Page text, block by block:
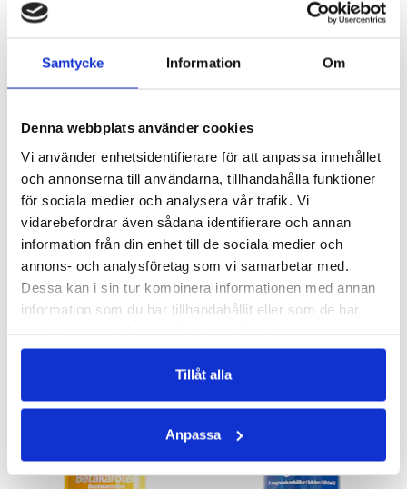
Samtycke Information Om
Denna webbplats använder cookies
Vi använder enhetsidentifierare för att anpassa innehållet
och annonserna till användarna, tillhandahålla funktioner
för sociala medier och analysera vår trafik. Vi
vidarebefordrar även sådana identifierare och annan
information från din enhet till de sociala medier och
annons- och analysföretag som vi samarbetar med.
Dessa kan i sin tur kombinera informationen med annan
information som du har tillhandahållit eller som de har
Tillåt alla
Anpassa
SWEATSHIRT - DAM
Svart
419 kr
LÄGG I VARUKORGEN
Träningsleggings - Grå
299 kr
LÄGG I VARUKORGEN